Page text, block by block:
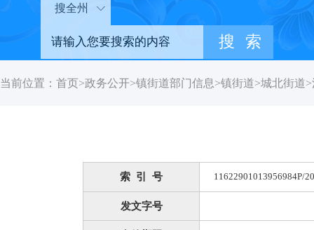
搜全州
当前位置： 首页>政务公开>镇街道部门信息>镇街道>城北街道>
索 引 号 11622901013956984P/
发文字号